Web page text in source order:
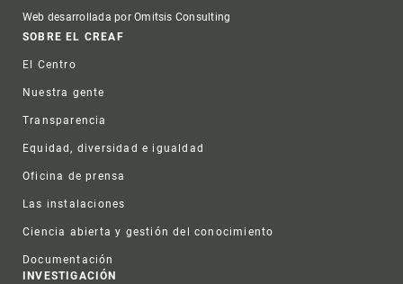
Web desarrollada por Omitsis Consulting
Footer
SOBRE EL CREAF
El Centro
Nuestra gente
Transparencia
Equidad, diversidad e igualdad
Oficina de prensa
Las instalaciones
Ciencia abierta y gestión del conocimiento
Documentación
INVESTIGACIÓN